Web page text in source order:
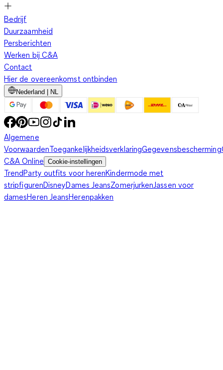
Bedrijf
Duurzaamheid
Persberichten
Werken bij C&A
Contact
Hier de overeenkomst ontbinden
Nederland | NL
Algemene
VoorwaardenToegankelijkheidsverklaringGegevensbescherming
C&A Online Cookie-instellingen
TrendParty outfits voor herenKindermode met
stripfigurenDisneyDames JeansZomerjurkenJassen voor
damesHeren JeansHerenpakken